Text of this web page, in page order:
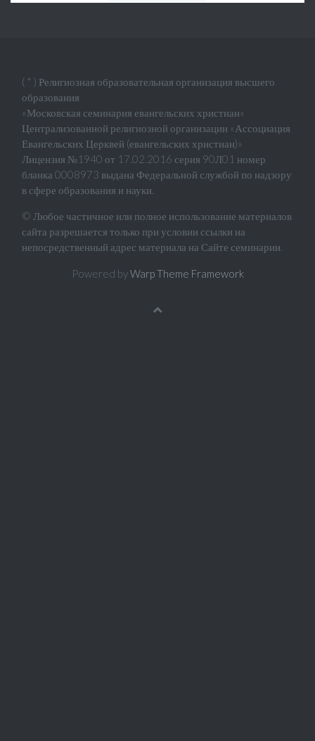
( * ) Религиозная образовательная организация высшего
образования
«Московская семинария евангельских христиан»
Централизованной религиозной организации «Ассоциация
Евангельских Церквей (евангельских христиан)»
Лицензия №1940 от 17.02.2016 серия 90Л01 номер
бланка 0008973 выдана Федеральной службой по надзору
в сфере образования и науки.
© Любое частичное или полное использование материалов
сайта разрешается только при условии ссылки на
непосредственный адрес материала на Сайте семинарии.
Powered byWarp Theme Framework